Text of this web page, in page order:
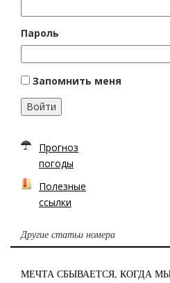
Пароль
Запомнить меня
Войти
Прогноз
погоды
Полезные
ссылки
Другие статьи номера
МЕЧТА СБЫВАЕТСЯ, КОГДА